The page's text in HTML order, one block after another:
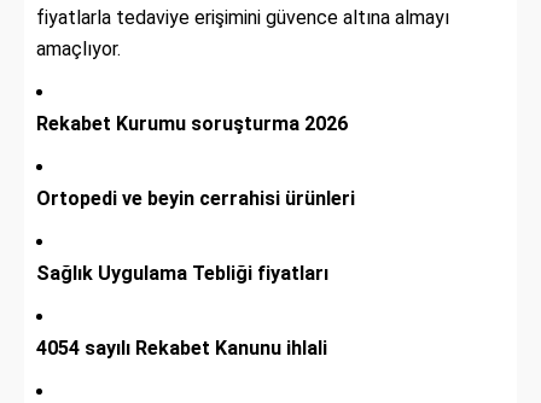
fiyatlarla tedaviye erişimini güvence altına almayı
amaçlıyor.
Rekabet Kurumu soruşturma 2026
Ortopedi ve beyin cerrahisi ürünleri
Sağlık Uygulama Tebliği fiyatları
4054 sayılı Rekabet Kanunu ihlali